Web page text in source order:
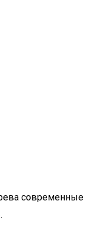
современные